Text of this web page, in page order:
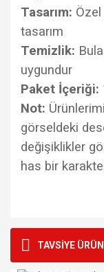
Tasarım: Özel
tasarım
Temizlik:
uygundur
Paket İçeriği:
Not:
görseldeki
değişiklikler
has bir
kullanarak
Görüş ve
TAVSİYE